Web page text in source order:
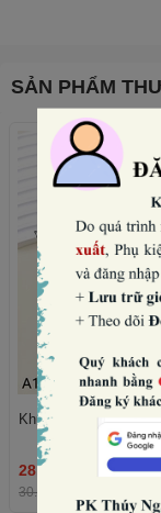
SẢN PHẨM
Khuôn silicon- 6 quả
28.800₫
30.000₫